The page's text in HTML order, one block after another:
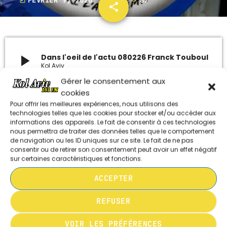
Gérer le consentement aux
cookies
Pour offrir les meilleures expériences, nous utilisons des
technologies telles que les cookies pour stocker et/ou accéder aux
informations des appareils. Le fait de consentir à ces technologies
nous permettra de traiter des données telles que le comportement
de navigation ou les ID uniques sur ce site. Le fait de ne pas
consentir ou de retirer son consentement peut avoir un effet négatif
sur certaines caractéristiques et fonctions.
ACCEPTER
REFUSER
VOIR LES PRÉFÉRENCES
ARCHIVES
janvier 2024
octobre 2023
septembre 2023
juillet 2023
juin 2023
UPCOMING SHOWS
MUSIQUE CHABBATIQUE
share
87
email
play_arrow Dans l'oeil de l'actu 080226 Franck Touboul
Kol Aviv
Spéciales éléctions: un Entretien avec
Franck Touboul,
président du CRIF toulouse, Occitanie
Lireles Editos de nos responsables
communautaires sur le site du
occitanie